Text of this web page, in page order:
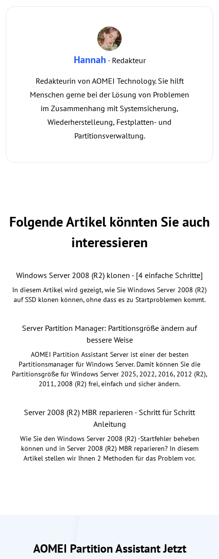
Hannah · Redakteur
Redakteurin von AOMEI Technology. Sie hilft
Menschen gerne bei der Lösung von Problemen
im Zusammenhang mit Systemsicherung,
Wiederherstelleung, Festplatten- und
Partitionsverwaltung.
Folgende Artikel könnten Sie auch
interessieren
Windows Server 2008 (R2) klonen - [4 einfache Schritte]
In diesem Artikel wird gezeigt, wie Sie Windows Server 2008 (R2)
auf SSD klonen können, ohne dass es zu Startproblemen kommt.
Server Partition Manager: Partitionsgröße ändern auf
bessere Weise
AOMEI Partition Assistant Server ist einer der besten
Partitionsmanager für Windows Server. Damit können Sie die
Partitionsgröße für Windows Server 2025, 2022, 2016, 2012 (R2),
2011, 2008 (R2) frei, einfach und sicher ändern.
Server 2008 (R2) MBR reparieren - Schritt für Schritt
Anleitung
Wie Sie den Windows Server 2008 (R2) -Startfehler beheben
können und in Server 2008 (R2) MBR reparieren? In diesem
Artikel stellen wir Ihnen 2 Methoden für das Problem vor.
AOMEI Partition Assistant Jetzt